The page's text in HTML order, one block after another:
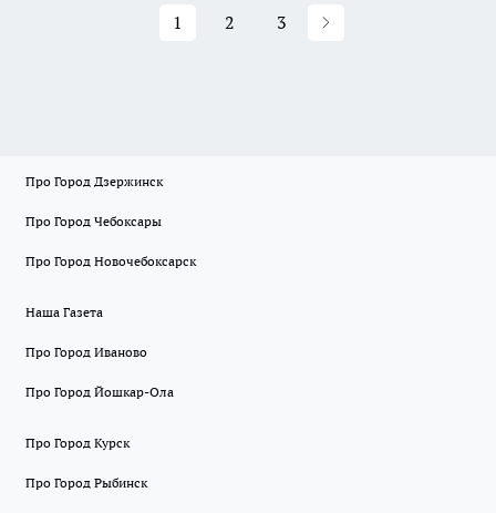
1 2 3
Про Город Дзержинск
Про Город Чебоксары
Про Город Новочебоксарск
Наша Газета
Про Город Иваново
Про Город Йошкар-Ола
Про Город Курск
Про Город Рыбинск